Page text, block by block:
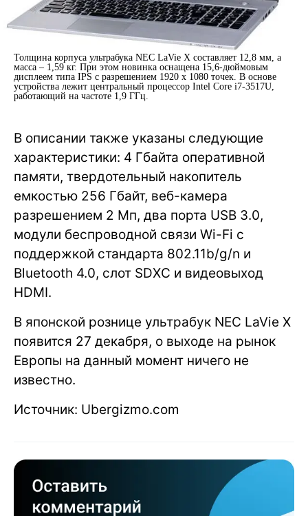
Толщина корпуса ультрабука NEC LaVie X составляет 12,8 мм, а
масса – 1,59 кг. При этом новинка оснащена 15,6-дюймовым
дисплеем типа IPS с разрешением 1920 x 1080 точек. В основе
устройства лежит центральный процессор Intel Core i7-3517U,
работающий на частоте 1,9 ГГц.
В описании также указаны следующие
характеристики: 4 Гбайта оперативной
памяти, твердотельный накопитель
емкостью 256 Гбайт, веб-камера
разрешением 2 Мп, два порта USB 3.0,
модули беспроводной связи Wi-Fi с
поддержкой стандарта 802.11b/g/n и
Bluetooth 4.0, слот SDXC и видеовыход
HDMI.
В японской рознице ультрабук NEC LaVie X
появится 27 декабря, о выходе на рынок
Европы на данный момент ничего не
известно.
Источник: Ubergizmo.com